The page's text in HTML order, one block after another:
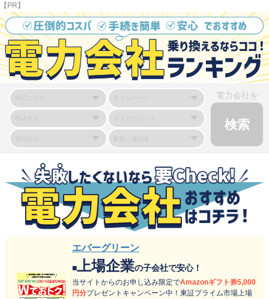
【PR】
電力会社を
エバーグリーン
■上場企業の子会社で安心！
当サイトからのお申し込み限定でAmazonギフト券5,000
円分プレゼントキャンペーン中！東証プライム市場上場